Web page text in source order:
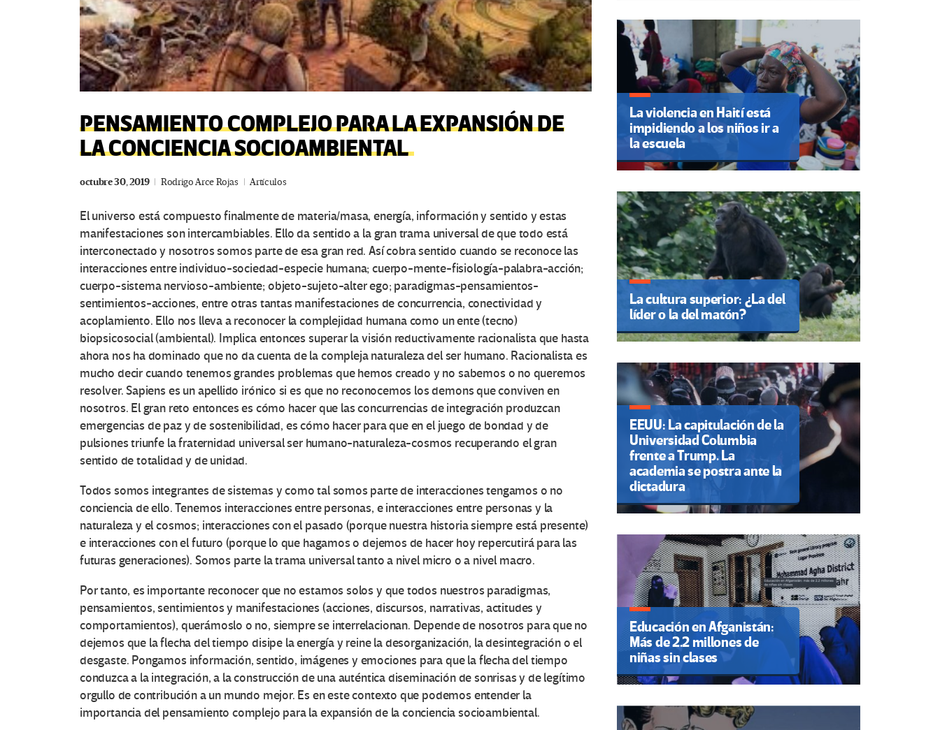
PENSAMIENTO COMPLEJO PARA LA EXPANSIÓN DE
LA CONCIENCIA SOCIOAMBIENTAL
octubre 30, 2019 Rodrigo Arce Rojas Artículos
El universo está compuesto finalmente de materia/masa, energía, información y sentido y estas
manifestaciones son intercambiables. Ello da sentido a la gran trama universal de que todo está
interconectado y nosotros somos parte de esa gran red. Así cobra sentido cuando se reconoce las
interacciones entre individuo-sociedad-especie humana; cuerpo-mente-fisiología-palabra-acción;
cuerpo-sistema nervioso-ambiente; objeto-sujeto-alter ego; paradigmas-pensamientos-
sentimientos-acciones, entre otras tantas manifestaciones de concurrencia, conectividad y
acoplamiento. Ello nos lleva a reconocer la complejidad humana como un ente (tecno)
biopsicosocial (ambiental). Implica entonces superar la visión reductivamente racionalista que hasta
ahora nos ha dominado que no da cuenta de la compleja naturaleza del ser humano. Racionalista es
mucho decir cuando tenemos grandes problemas que hemos creado y no sabemos o no queremos
resolver. Sapiens es un apellido irónico si es que no reconocemos los demons que conviven en
nosotros. El gran reto entonces es cómo hacer que las concurrencias de integración produzcan
emergencias de paz y de sostenibilidad, es cómo hacer para que en el juego de bondad y de
pulsiones triunfe la fraternidad universal ser humano-naturaleza-cosmos recuperando el gran
sentido de totalidad y de unidad.
Todos somos integrantes de sistemas y como tal somos parte de interacciones tengamos o no
conciencia de ello. Tenemos interacciones entre personas, e interacciones entre personas y la
naturaleza y el cosmos; interacciones con el pasado (porque nuestra historia siempre está presente)
e interacciones con el futuro (porque lo que hagamos o dejemos de hacer hoy repercutirá para las
futuras generaciones). Somos parte la trama universal tanto a nivel micro o a nivel macro.
Por tanto, es importante reconocer que no estamos solos y que todos nuestros paradigmas,
pensamientos, sentimientos y manifestaciones (acciones, discursos, narrativas, actitudes y
comportamientos), querámoslo o no, siempre se interrelacionan. Depende de nosotros para que no
dejemos que la flecha del tiempo disipe la energía y reine la desorganización, la desintegración o el
desgaste. Pongamos información, sentido, imágenes y emociones para que la flecha del tiempo
conduzca a la integración, a la construcción de una auténtica diseminación de sonrisas y de legítimo
orgullo de contribución a un mundo mejor. Es en este contexto que podemos entender la
importancia del pensamiento complejo para la expansión de la conciencia socioambiental.
La violencia en Haití está
impidiendo a los niños ir a
la escuela
La cultura superior: ¿La del
líder o la del matón?
EEUU: La capitulación de la
Universidad Columbia
frente a Trump. La
academia se postra ante la
dictadura
Educación en Afganistán:
Más de 2.2 millones de
niñas sin clases